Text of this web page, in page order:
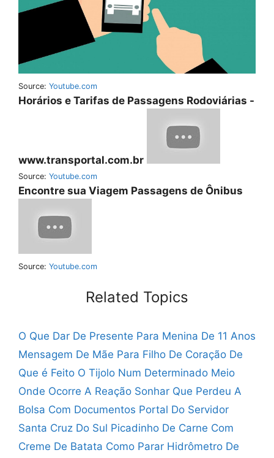
Source: Youtube.com
Horários e Tarifas de Passagens Rodoviárias -
www.transportal.com.br
Source: Youtube.com
Encontre sua Viagem Passagens de Ônibus
Source: Youtube.com
Related Topics
O Que Dar De Presente Para Menina De 11 Anos
Mensagem De Mãe Para Filho De Coração De
Que é Feito O Tijolo Num Determinado Meio
Onde Ocorre A Reação Sonhar Que Perdeu A
Bolsa Com Documentos Portal Do Servidor
Santa Cruz Do Sul Picadinho De Carne Com
Creme De Batata Como Parar Hidrômetro De